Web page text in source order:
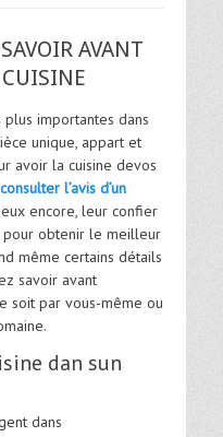
AVANT
CUISINE
plus importantes dans
unique, appart et
avoir la cuisine devos
consulter l’avis d’un
encore, leur confier
pour obtenir le meilleur
même certains détails
savoir avant
soit par vous-même ou
dan sun
dans